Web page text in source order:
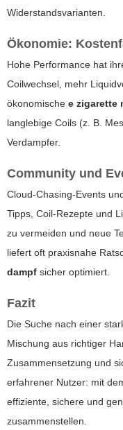
Widerstandsvarianten.
Ökonomie:
Hohe Performance hat
Coilwechsel, mehr
ökonomische e zigarette
langlebige Coils (z. B.
Verdampfer.
Community und
Cloud-Chasing-Events
Tipps, Coil-Rezepte und
zu vermeiden und neue
liefert oft praxisnahe
dampf sicher optimiert.
Fazit
Die Suche nach einer
Mischung aus richtiger
Zusammensetzung und
erfahrener Nutzer: mit
effiziente, sichere und
zusammenstellen.